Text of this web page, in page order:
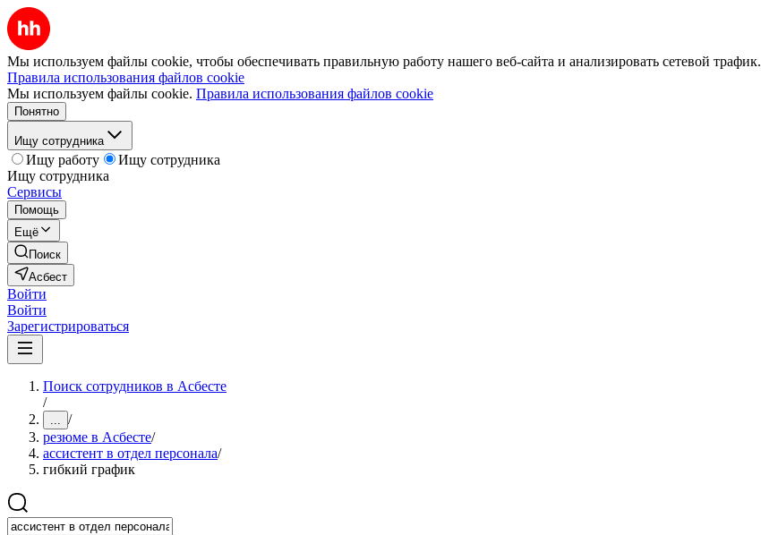
Мы используем файлы cookie, чтобы обеспечивать правильную работу нашего веб-сайта и анализировать сетевой трафик.
Правила использования файлов cookie
Мы используем файлы cookie. Правила использования файлов cookie
Понятно
Ищу сотрудника
Ищу работу
Ищу сотрудника
Ищу сотрудника
Сервисы
Помощь
Ещё
Поиск
Асбест
Войти
Войти
Зарегистрироваться
Поиск сотрудников в Асбесте
/
... /
резюме в Асбесте/
ассистент в отдел персонала/
гибкий график